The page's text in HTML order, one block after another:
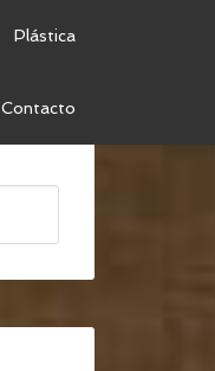
Plástica
Contacto